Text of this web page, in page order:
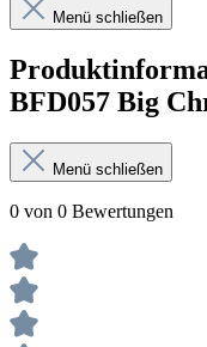
Menü schließen
BFD057 Big
Menü schließen
0 von 0 Bewertungen